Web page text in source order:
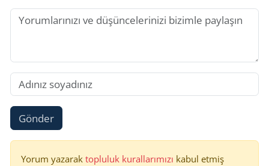
Gönder
Yorum yazarak topluluk kurallarımızı kabul etmiş